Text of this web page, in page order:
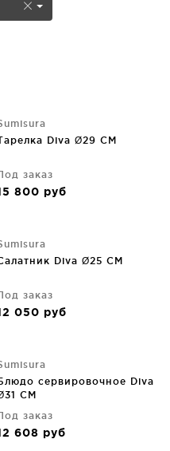
Diva Ø29 CM
заказ
800 руб
Diva Ø25 CM
заказ
050 руб
сервировочное Diva
CM
заказ
608 руб